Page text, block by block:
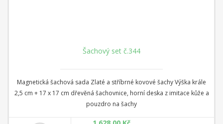
Šachový set č.344
Magnetická šachová sada Zlaté a stříbrné kovové šachy Výška krále
2,5 cm + 17 x 17 cm dřevěná šachovnice, horní deska z imitace kůže a
pouzdro na šachy